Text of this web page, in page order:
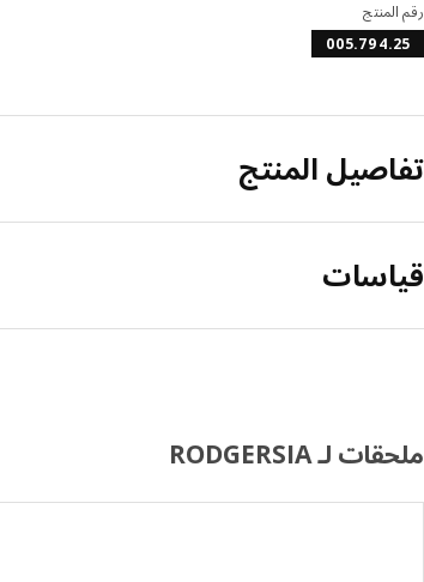
رقم المنتج
005.794.25
تفاصيل المنتج
قياسات
ملحقات لـ RODGERSIA